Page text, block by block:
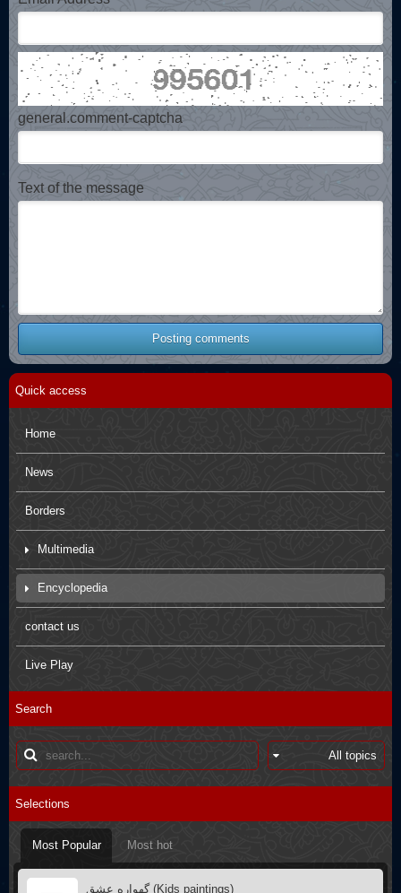
general.comment-captcha
Text of the message
Posting comments
Quick access
Home
News
Borders
Multimedia
Movies
Pictures
Encyclopedia
Arbaein Prayers
sdfsdfs
Q&A
Books introductions
Muharram in other countries
contact us
Live Play
Search
Selections
Most Popular Most hot
گهواره عشق (Kids paintings)